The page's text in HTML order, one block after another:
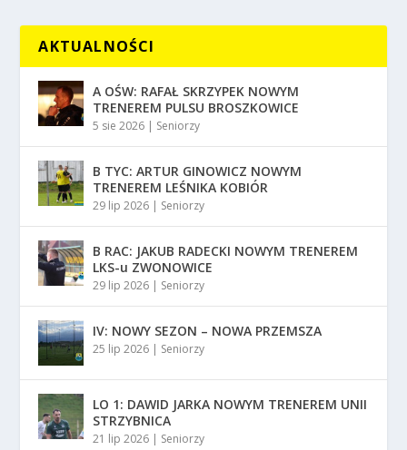
AKTUALNOŚCI
A OŚW: RAFAŁ SKRZYPEK NOWYM
TRENEREM PULSU BROSZKOWICE
5 sie 2026 Seniorzy
B TYC: ARTUR GINOWICZ NOWYM
TRENEREM LEŚNIKA KOBIÓR
29 lip 2026 Seniorzy
B RAC: JAKUB RADECKI NOWYM TRENEREM
LKS-u ZWONOWICE
29 lip 2026 Seniorzy
IV: NOWY SEZON – NOWA PRZEMSZA
25 lip 2026 Seniorzy
LO 1: DAWID JARKA NOWYM TRENEREM UNII
STRZYBNICA
21 lip 2026 Seniorzy